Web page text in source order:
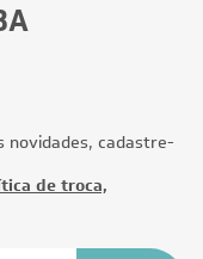
novidades, cadastre-
de troca,